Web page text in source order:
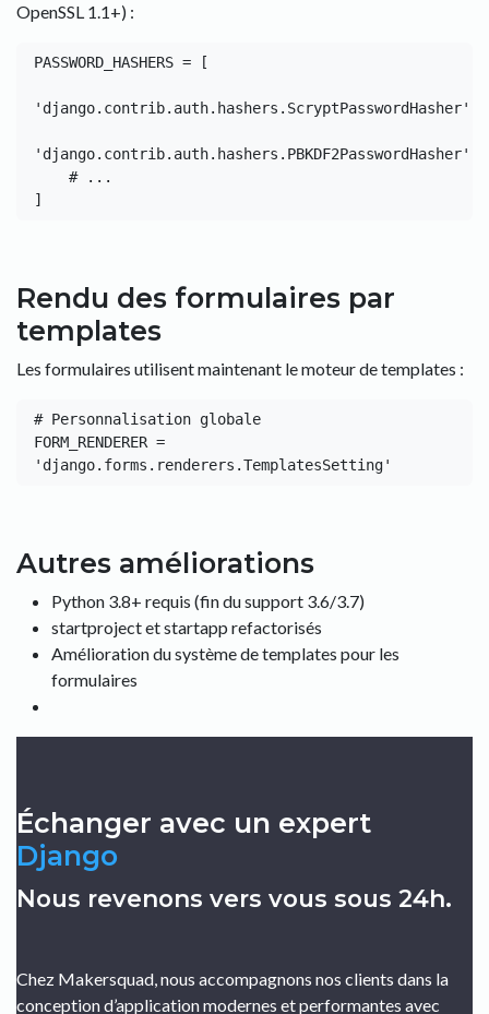
OpenSSL 1.1+) :
PASSWORD_HASHERS = [
'django.contrib.auth.hashers.ScryptPasswordHasher',
'django.contrib.auth.hashers.PBKDF2PasswordHasher',
Rendu des formulaires par
templates
Les formulaires utilisent maintenant le moteur de templates :
# Personnalisation globale
FORM_RENDERER =
Autres améliorations
Python 3.8+ requis (fin du support 3.6/3.7)
startproject et startapp refactorisés
Amélioration du système de templates pour les
formulaires
Échanger avec un expert
Django
Nous revenons vers vous sous 24h.
Chez Makersquad, nous accompagnons nos clients dans la
conception d’application modernes et performantes avec